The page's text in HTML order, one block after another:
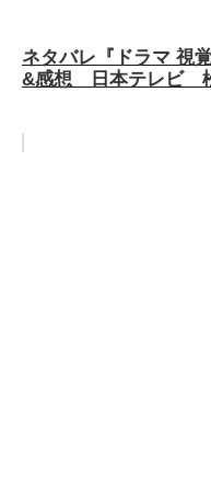
ネタバレ『ドラマ 視
&感想 日本テレビ